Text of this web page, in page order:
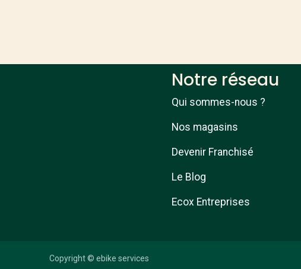
Notre réseau
Qui sommes-nous ?
Nos magasins
Devenir Franchisé
Le Blog
Ecox Entreprises
Copyright © ebike services